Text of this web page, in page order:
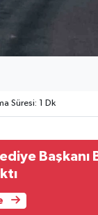
Süresi: 1 Dk
Başkanı